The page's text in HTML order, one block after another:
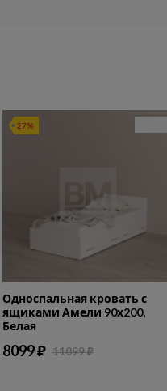
27%
Односпальная кровать с
ящиками Амели 90х200,
Белая
8099 ₽ 11099 ₽